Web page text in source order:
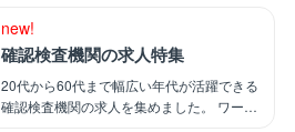
る仕事」で年収アップやスキルアップを目指
す方に向けた求人特集です。 新しくチャレ
ンジしたい方も是非ご覧ください！
new!
確認検査機関の求人特集
20代から60代まで幅広い年代が活躍できる
確認検査機関の求人を集めました。 ワーク